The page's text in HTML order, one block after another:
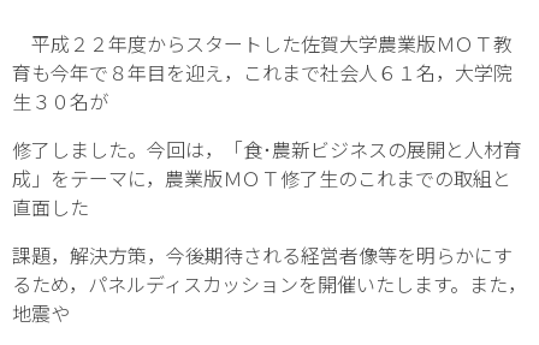
平成２２年度からスタートした佐賀大学農業版ＭＯＴ教
育も今年で８年目を迎え，これまで社会人６１名，大学院
生３０名が
修了しました。今回は，「食･農新ビジネスの展開と人材育
成」をテーマに，農業版ＭＯＴ修了生のこれまでの取組と
直面 した
課題，解決方策，今後期待される経営者像等を明らかにす
るため，パネルディスカッションを開催いたします。 また，
地震や